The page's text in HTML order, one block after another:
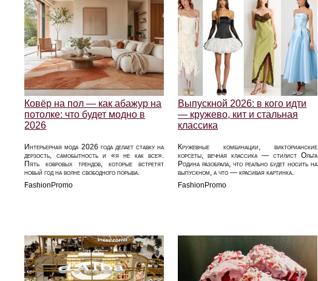
Ковёр на пол — как абажур на
потолке: что будет модно в
2026
Интерьерная мода 2026 года делает ставку на
дерзость, самобытность и «я не как все».
Пять ковровых трендов, которые встретят
новый год на волне свободного порыва.
FashionPromo
Выпускной 2026: в кого идти
— кружево, кит и стальная
классика
Кружевные комбинации, викторианские
корсеты, вечная классика — стилист Ольга
Родина разобрала, что реально будет носить на
выпускном, а что — красивая картинка.
FashionPromo